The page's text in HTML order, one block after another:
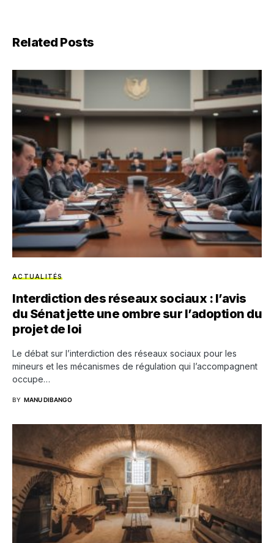
Related Posts
ACTUALITÉS
Interdiction des réseaux sociaux : l’avis
du Sénat jette une ombre sur l’adoption du
projet de loi
Le débat sur l’interdiction des réseaux sociaux pour les
mineurs et les mécanismes de régulation qui l’accompagnent
occupe…
BY MANU DIBANGO